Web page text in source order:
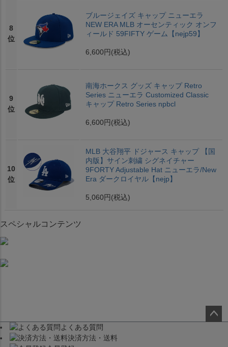
8
位
ブルージェイズ キャップ ニューエラ
NEW ERA MLB オーセンティック オンフ
ィールド 59FIFTY ゲーム【nejp59】
6,600円 (税込)
9
位
南海ホークス グッズ キャップ Retro
Series ニューエラ Customized Classic
キャップ Retro Series npbcl
6,600円 (税込)
10
位
MLB 大谷翔平 ドジャース キャップ 【国
内版】サイン刺繍 シグネイチャー
9FORTY Adjustable Hat ニューエラ/New
Era ダークロイヤル【nejp】
5,060円 (税込)
スペシャルコンテンツ
よくある質問
決済方法・送料